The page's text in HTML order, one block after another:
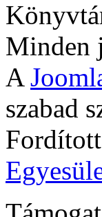
Minden
A
szabad